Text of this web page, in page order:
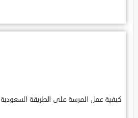
كيفية عمل المرسة على الطريقة السعودية